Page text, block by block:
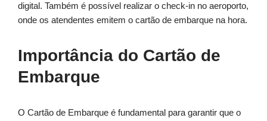
digital. Também é possível realizar o check-in no aeroporto,
onde os atendentes emitem o cartão de embarque na hora.
Importância do Cartão de
Embarque
O Cartão de Embarque é fundamental para garantir que o